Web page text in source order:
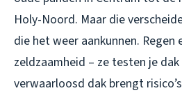
Holy-Noord. Maar die
die het weer aankunnen. Regen
zeldzaamheid – ze testen je
verwaarloosd dak brengt